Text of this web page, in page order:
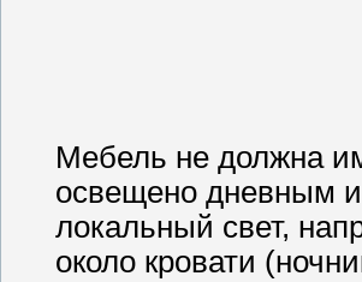
Мебель не должна
освещено дневным
локальный свет,
около кровати